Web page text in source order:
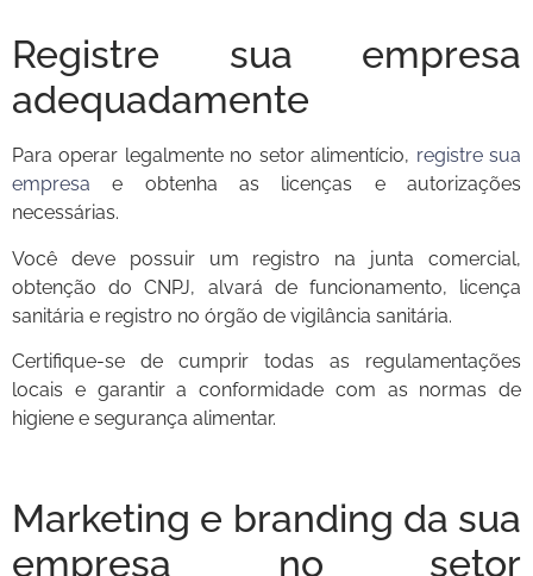
Registre sua empresa
adequadamente
Para operar legalmente no setor alimentício, registre sua
empresa e obtenha as licenças e autorizações
necessárias.
Você deve possuir um registro na junta comercial,
obtenção do CNPJ, alvará de funcionamento, licença
sanitária e registro no órgão de vigilância sanitária.
Certifique-se de cumprir todas as regulamentações
locais e garantir a conformidade com as normas de
higiene e segurança alimentar.
Marketing e branding da sua
empresa no setor